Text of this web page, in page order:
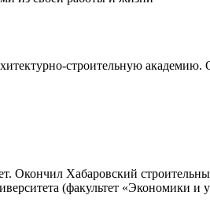
строительную
Окончил Хабаровский
(факультет «Экономики